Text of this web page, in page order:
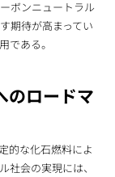
ボンニュートラル
期待が高まってい
である。
のロードマ
的な化石燃料によ
社会の実現には、